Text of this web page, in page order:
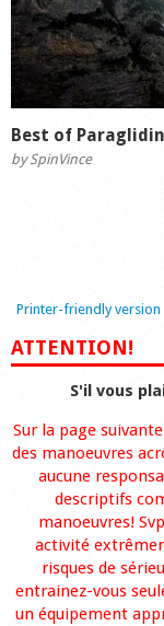
Best of
bySpinVince
Printer-friendly version
ATTENTION!
S'il vous
Sur la page
des manoeuvres
aucune
descriptifs
manoeuvres!
activité
risques de
entrainez-vous
un équipement